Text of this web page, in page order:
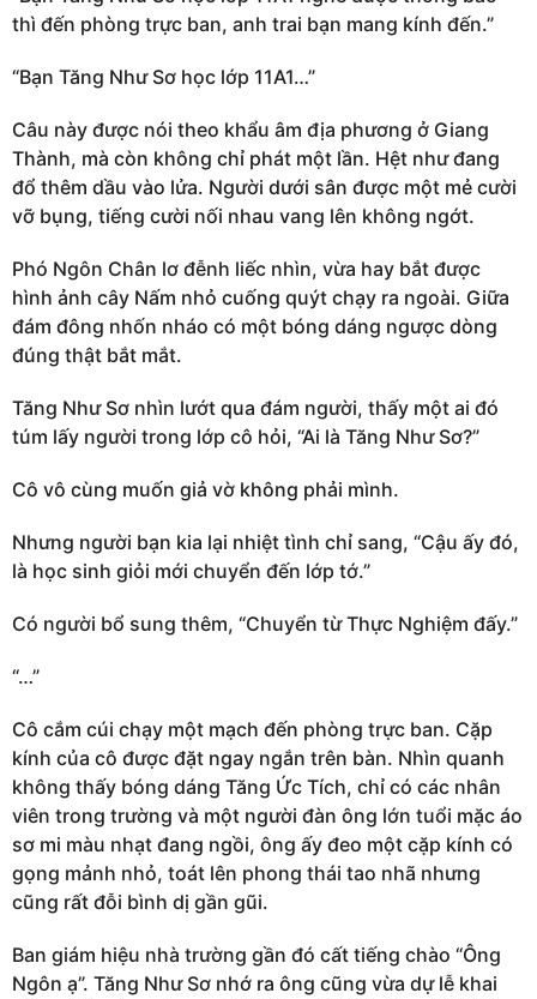
thì đến phòng trực ban, anh trai bạn mang kính đến.”
“Bạn Tăng Như Sơ học lớp 11A1…”
Câu này được nói theo khẩu âm địa phương ở Giang
Thành, mà còn không chỉ phát một lần. Hệt như đang
đổ thêm dầu vào lửa. Người dưới sân được một mẻ cười
vỡ bụng, tiếng cười nối nhau vang lên không ngớt.
Phó Ngôn Chân lơ đễnh liếc nhìn, vừa hay bắt được
hình ảnh cây Nấm nhỏ cuống quýt chạy ra ngoài. Giữa
đám đông nhốn nháo có một bóng dáng ngược dòng
đúng thật bắt mắt.
Tăng Như Sơ nhìn lướt qua đám người, thấy một ai đó
túm lấy người trong lớp cô hỏi, “Ai là Tăng Như Sơ?”
Cô vô cùng muốn giả vờ không phải mình.
Nhưng người bạn kia lại nhiệt tình chỉ sang, “Cậu ấy đó,
là học sinh giỏi mới chuyển đến lớp tớ.”
Có người bổ sung thêm, “Chuyển từ Thực Nghiệm đấy.”
“…”
Cô cắm cúi chạy một mạch đến phòng trực ban. Cặp
kính của cô được đặt ngay ngắn trên bàn. Nhìn quanh
không thấy bóng dáng Tăng Ức Tích, chỉ có các nhân
viên trong trường và một người đàn ông lớn tuổi mặc áo
sơ mi màu nhạt đang ngồi, ông ấy đeo một cặp kính có
gọng mảnh nhỏ, toát lên phong thái tao nhã nhưng
cũng rất đỗi bình dị gần gũi.
Ban giám hiệu nhà trường gần đó cất tiếng chào “Ông
Ngôn ạ”. Tăng Như Sơ nhớ ra ông cũng vừa dự lễ khai